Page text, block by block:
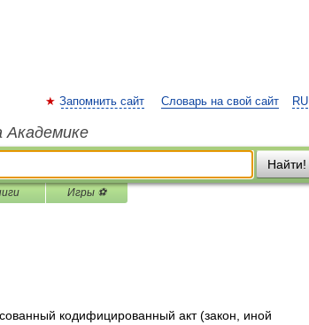
RU
Запомнить сайт Словарь на свой сайт
Академике
Найти!
Игры ⚽
кодифицированный акт (закон, иной